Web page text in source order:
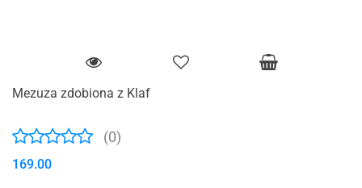
Mezuza zdobiona z Klaf
(0)
169.00